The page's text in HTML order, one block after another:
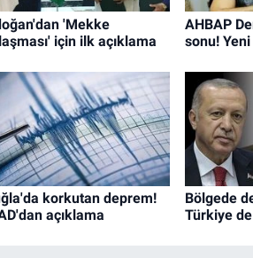
'Mekke
için ilk açıklama
AHBAP
sonu!
korkutan deprem!
açıklama
Bölgede
Türkiye